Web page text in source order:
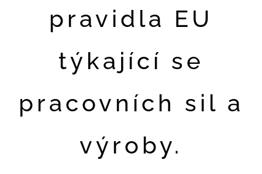
pravidla EU
týkající se
pracovních sil a
výroby.